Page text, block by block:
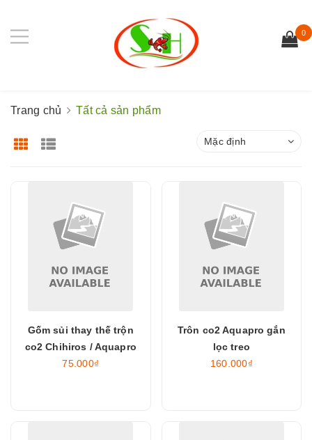
0
Trang chủ Tất cả sản phẩm
Mặc định
Gốm sủi thay thế trộn
co2 Chihiros / Aquapro
75.000₫
Trôn co2 Aquapro gắn
lọc treo
160.000₫